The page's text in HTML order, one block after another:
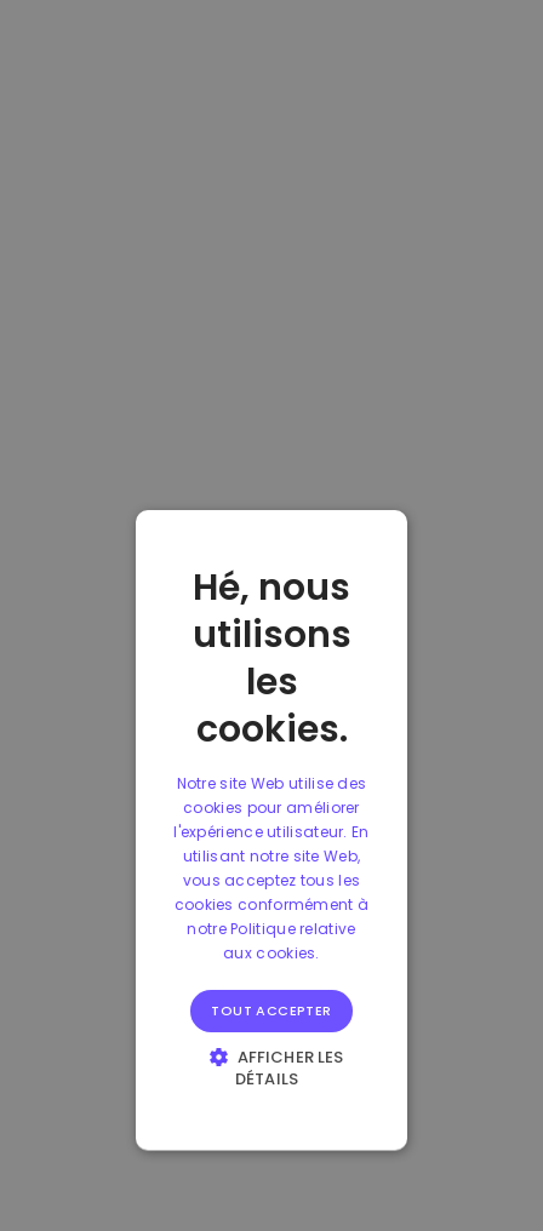
Hé, nous
utilisons
les
cookies.
Notre site Web utilise des
cookies pour améliorer
l'expérience utilisateur. En
utilisant notre site Web,
vous acceptez tous les
cookies conformément à
notre Politique relative
aux cookies.
TOUT ACCEPTER
AFFICHER LES
DÉTAILS